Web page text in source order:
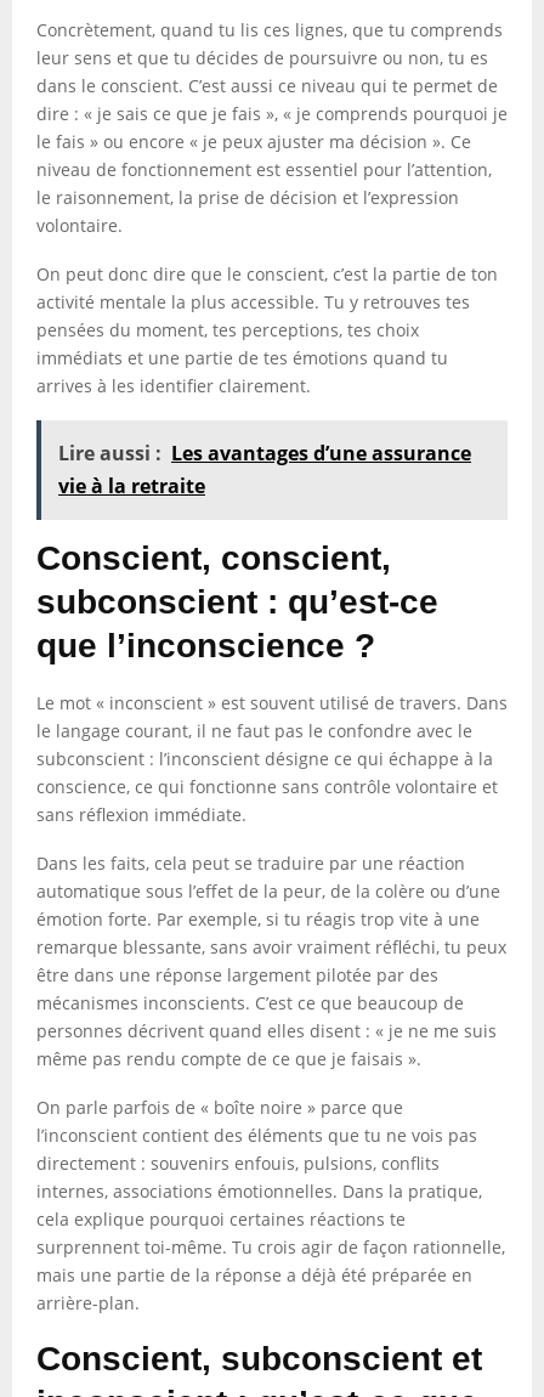
Concrètement, quand tu lis ces lignes, que tu comprends
leur sens et que tu décides de poursuivre ou non, tu es
dans le conscient. C’est aussi ce niveau qui te permet de
dire : « je sais ce que je fais », « je comprends pourquoi je
le fais » ou encore « je peux ajuster ma décision ». Ce
niveau de fonctionnement est essentiel pour l’attention,
le raisonnement, la prise de décision et l’expression
volontaire.
On peut donc dire que le conscient, c’est la partie de ton
activité mentale la plus accessible. Tu y retrouves tes
pensées du moment, tes perceptions, tes choix
immédiats et une partie de tes émotions quand tu
arrives à les identifier clairement.
Lire aussi : Les avantages d’une assurance
vie à la retraite
Conscient, conscient,
subconscient : qu’est-ce
que l’inconscience ?
Le mot « inconscient » est souvent utilisé de travers. Dans
le langage courant, il ne faut pas le confondre avec le
subconscient : l’inconscient désigne ce qui échappe à la
conscience, ce qui fonctionne sans contrôle volontaire et
sans réflexion immédiate.
Dans les faits, cela peut se traduire par une réaction
automatique sous l’effet de la peur, de la colère ou d’une
émotion forte. Par exemple, si tu réagis trop vite à une
remarque blessante, sans avoir vraiment réfléchi, tu peux
être dans une réponse largement pilotée par des
mécanismes inconscients. C’est ce que beaucoup de
personnes décrivent quand elles disent : « je ne me suis
même pas rendu compte de ce que je faisais ».
On parle parfois de « boîte noire » parce que
l’inconscient contient des éléments que tu ne vois pas
directement : souvenirs enfouis, pulsions, conflits
internes, associations émotionnelles. Dans la pratique,
cela explique pourquoi certaines réactions te
surprennent toi-même. Tu crois agir de façon rationnelle,
mais une partie de la réponse a déjà été préparée en
arrière-plan.
Conscient, subconscient et